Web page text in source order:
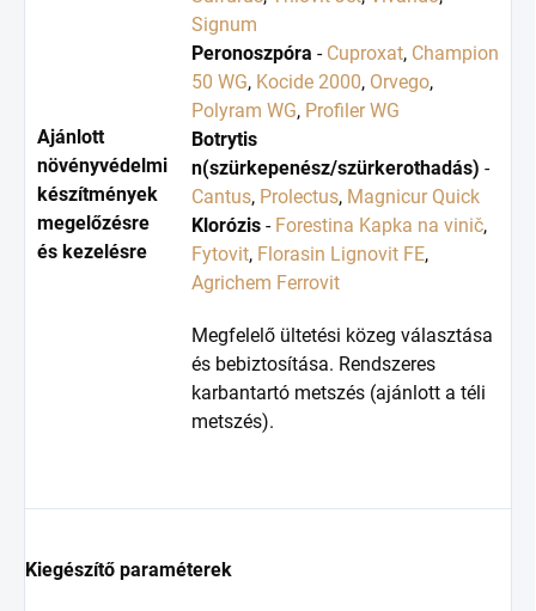
Ajánlott
növényvédelmi
készítmények
megelőzésre
és kezelésre
Signum
Peronoszpóra - Cuproxat, Champion
50 WG, Kocide 2000, Orvego,
Polyram WG, Profiler WG
Botrytis
n(szürkepenész/szürkerothadás) -
Cantus, Prolectus, Magnicur Quick
Klorózis - Forestina Kapka na vinič,
Fytovit, Florasin Lignovit FE,
Agrichem Ferrovit
Megfelelő ültetési közeg választása
és bebiztosítása. Rendszeres
karbantartó metszés (ajánlott a téli
metszés).
Kiegészítő paraméterek